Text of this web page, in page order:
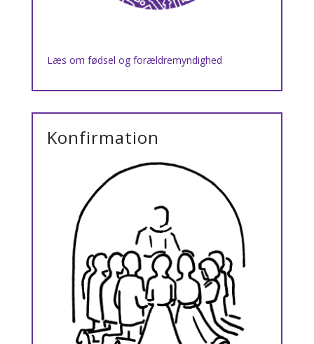
Læs om fødsel og forældremyndighed
Konfirmation